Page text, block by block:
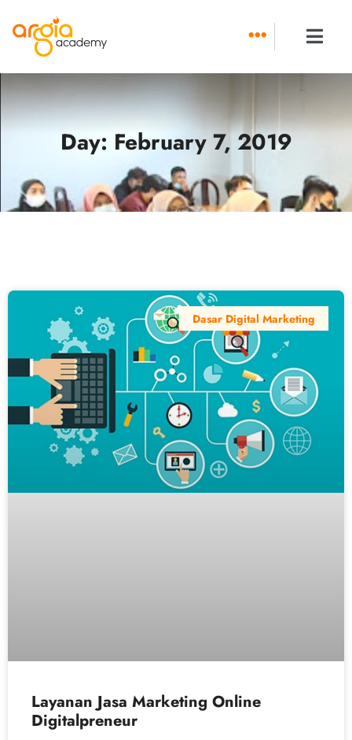
content
Day: February 7, 2019
Dasar Digital Marketing
Layanan Jasa Marketing Online
Digitalpreneur